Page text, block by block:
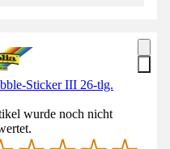
Sticker III 26-tlg.
wurde noch nicht